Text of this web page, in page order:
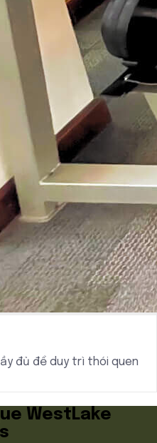
đủ để duy trì thói quen
WestLake